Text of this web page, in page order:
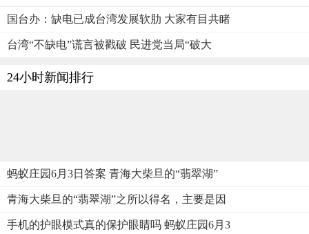
国台办：缺电已成台湾发展软肋 大家有目共睹
台湾“不缺电”谎言被戳破 民进党当局“破大
24小时新闻排行
蚂蚁庄园6月3日答案 青海大柴旦的“翡翠湖”
青海大柴旦的“翡翠湖”之所以得名，主要是因
手机的护眼模式真的保护眼睛吗 蚂蚁庄园6月3